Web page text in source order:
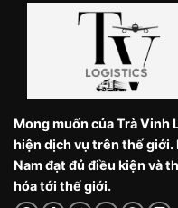
Mong muốn của Trà
hiện dịch vụ trên thế giới.
Nam đạt đủ điều kiện và
hóa tới thế giới.